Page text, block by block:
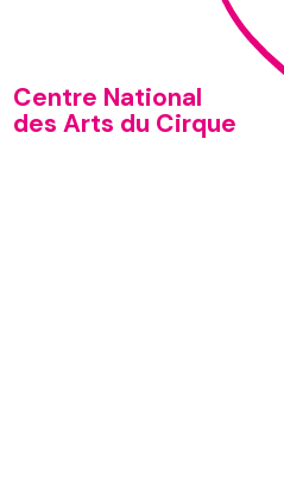
Centre National
des Arts du Cirque